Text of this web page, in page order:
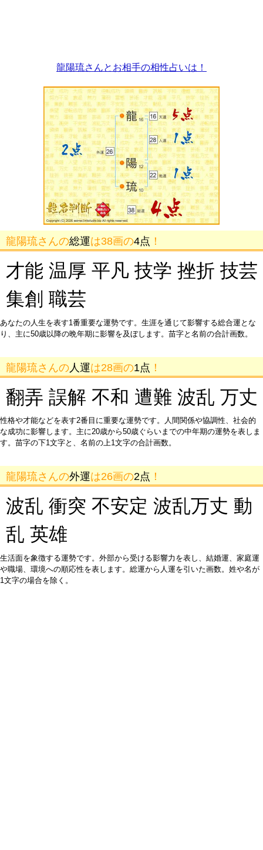
龍陽琉さんとお相手の相性占いは！
龍陽琉さんの総運は38画の4点 ！
才能 温厚 平凡 技学 挫折 技芸
集創 職芸
あなたの人生を表す1番重要な運勢です。生涯を通じて影響する総合運とな
り、主に50歳以降の晩年期に影響を及ぼします。苗字と名前の合計画数。
龍陽琉さんの 人運は28画の1点 ！
翻弄 誤解 不和 遭難 波乱 万丈
性格や才能などを表す2番目に重要な運勢です。人間関係や協調性、社会的
な成功に影響します。主に20歳から50歳ぐらいまでの中年期の運勢を表しま
す。苗字の下1文字と、名前の上1文字の合計画数。
龍陽琉さんの外運は26画の2点 ！
波乱 衝突 不安定 波乱万丈 動
乱 英雄
生活面を象徴する運勢です。外部から受ける影響力を表し、結婚運、家庭運
や職場、環境への順応性を表します。総運から人運を引いた画数。姓や名が
1文字の場合を除く。